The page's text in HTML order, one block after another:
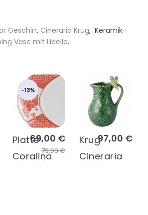
Geschirr, Cineraria Krug, Keramik-
Vase mit Libelle.
-13%
69,00 €
79,00 €
Platte
Coralina
97,00 €
Krug
Cineraria